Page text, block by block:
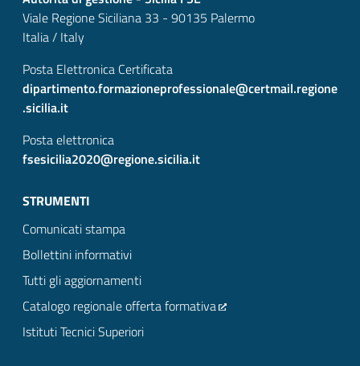
Viale Regione Siciliana 33 - 90135 Palermo
Italia / Italy
Posta Elettronica Certificata
dipartimento.formazioneprofessionale@certmail.regione
.sicilia.it
Posta elettronica
fsesicilia2020@regione.sicilia.it
STRUMENTI
Comunicati stampa
Bollettini informativi
Tutti gli aggiornamenti
Catalogo regionale offerta formativa
Istituti Tecnici Superiori